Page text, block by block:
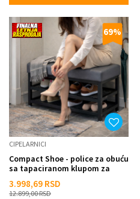
69%
CIPELARNICI
Compact Shoe - police za obuću
sa tapaciranom klupom za
3.998,69 RSD
12.899,00RSD